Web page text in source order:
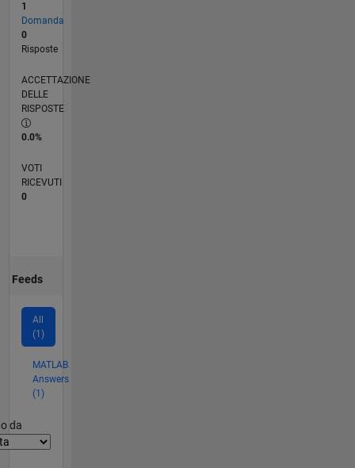
1
Domanda
0
Risposte
ACCETTAZIONE
DELLE
RISPOSTE
0.0%
VOTI
RICEVUTI
0
Feeds
All
(1)
MATLAB
Answers
(1)
da